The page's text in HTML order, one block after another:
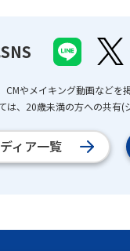
やメイキング動画などを
、20歳未満の方への共有(
ィア一覧